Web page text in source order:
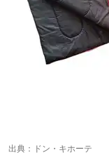
出典： ドン・キホーテ